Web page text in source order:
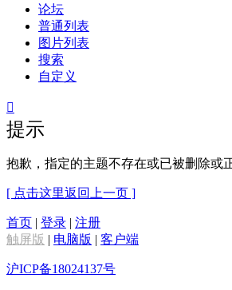
论坛
普通列表
图片列表
搜索
自定义

提示
抱歉，指定的主题不存在或已被删除或
[ 点击这里返回上一页 ]
首页 | 登录 | 注册
触屏版 | 电脑版 | 客户端
沪ICP备18024137号